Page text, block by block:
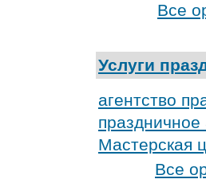
Все
Услуги
агентство
праздничное
Мастерская
Все